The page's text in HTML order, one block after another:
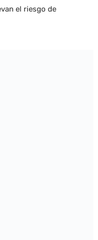
el riesgo de